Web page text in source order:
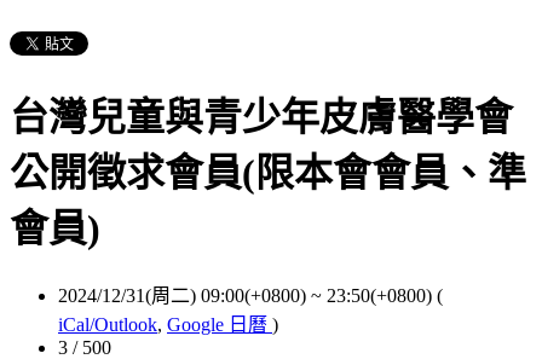
台灣兒童與青少年皮膚醫學會
公開徵求會員(限本會會員、準
會員)
2024/12/31(周二) 09:00(+0800) ~ 23:50(+0800) (
iCal/Outlook, Google 日曆 )
3 / 500